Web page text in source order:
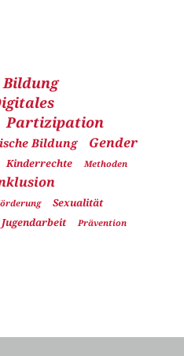
Bildung
Partizipation
Bildung Gender
Kinderrechte Methoden
Sexualität
Prävention